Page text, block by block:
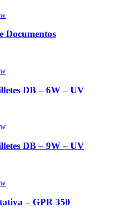
Documentos
DB – 6W – UV
DB – 9W – UV
– GPR 350